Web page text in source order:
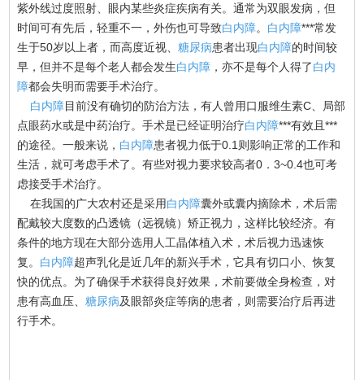
紫外线过度照射、眼内某些炎症疾病有关。通常为双眼发病，但
时间可有先后，轻重不一，外伤也可导致白内障。 白内障***常发
生于50岁以上者，而高度近视、糖尿病患者出现白内障的时间较
早，但并不是每个老人都会发生白内障 ，亦不是每个人得了白内
障都会失明而需要手术治疗。
白内障目前没有确切的防治方法，有人曾用口服维生素C、局部
点眼药水或是中药治疗。手术是已经证明治疗白内障***有效且***
的途径。一般来说， 白内障患者视力低于0.1则影响正常的工作和
生活，就可考虑手术了。有些对视力要求较高者0．3~0.4也可考
虑接受手术治疗。
在我国的广大农村还是采用白内障囊外或囊内摘除术，术后需
配戴较大度数的凸透镜（远视镜）矫正视力，这样比较经济。有
条件的地方现在大部分选用人工晶体植入术，术后视力迅速恢
复。 白内障超声乳化是近几年的新兴手术，它具有切口小、恢复
快的优点。为了确保手术获得良好效果，术前要做全身检查，对
患有高血压、糖尿病及眼部炎症等病的患者，则需要治疗后再进
行手术。